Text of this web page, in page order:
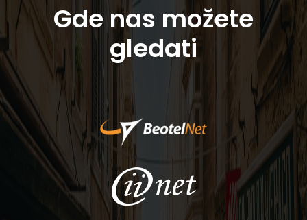
Gde nas možete
gledati